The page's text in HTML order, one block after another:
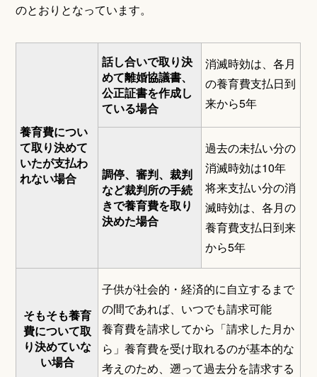
のとおりとなっています。
養育費につい
て取り決めて
いたが支払わ
れない場合
話し合いで取り決
めて離婚協議書、
公正証書を作成し
ている場合
消滅時効は、各月
の養育費支払日到
来から5年
調停、審判、裁判
など裁判所の手続
きで養育費を取り
決めた場合
過去の未払い分の
消滅時効は10年
将来支払い分の消
滅時効は、各月の
養育費支払日到来
から5年
そもそも養育
費について取
り決めていな
い場合
子供が社会的・経済的に自立するまで
の間であれば、いつでも請求可能
養育費を請求してから「請求した月か
ら」養育費を受け取れるのが基本的な
考えのため、遡って過去分を請求する